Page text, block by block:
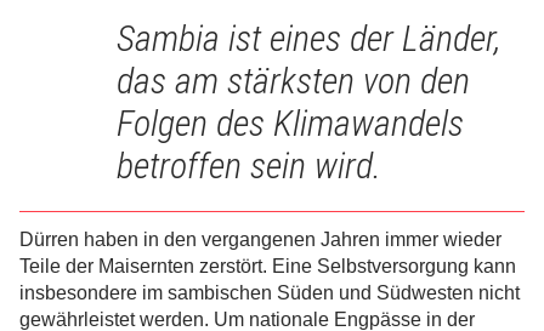
Sambia ist eines der Länder,
das am stärksten von den
Folgen des Klimawandels
betroffen sein wird.
Dürren haben in den vergangenen Jahren immer wieder
Teile der Maisernten zerstört. Eine Selbstversorgung kann
insbesondere im sambischen Süden und Südwesten nicht
gewährleistet werden. Um nationale Engpässe in der